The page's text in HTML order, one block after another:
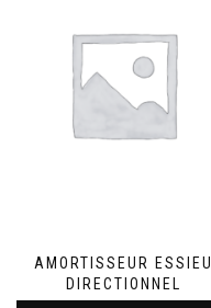
AMORTISSEUR ESSIEU
DIRECTIONNEL